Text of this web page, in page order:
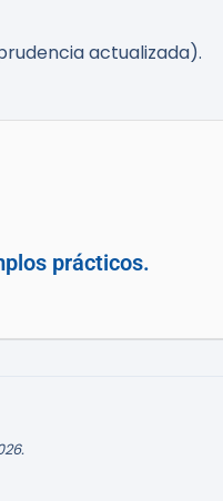
actualizada).
prácticos.